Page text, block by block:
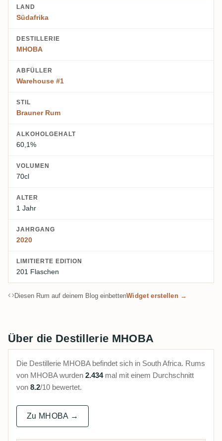
LAND
Südafrika
DESTILLERIE
MHOBA
ABFÜLLER
Warehouse #1
STIL
Brauner Rum
ALKOHOLGEHALT
60,1%
VOLUMEN
70cl
ALTER
1 Jahr
JAHRGANG
2020
LIMITIERTE EDITION
201 Flaschen
Diesen Rum auf deinem Blog einbettenWidget erstellen →
Über die Destillerie MHOBA
Die Destillerie MHOBA befindet sich in South Africa. Rums
von MHOBA wurden 2.434mal mit einem Durchschnitt
von 8.2/10 bewertet.
Zu MHOBA →